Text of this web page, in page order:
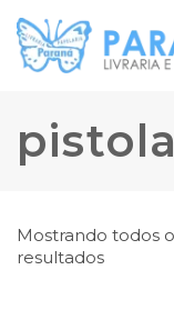
Mostrando todos
resultados